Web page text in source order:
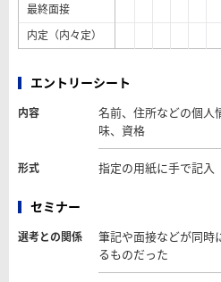
最終面接
内定（内々定）
エントリーシート
内容
名前、住所などの個人
味、資格
形式 指定の用紙に手で記入
セミナー
選考との関係
筆記や面接などが同時
るものだった